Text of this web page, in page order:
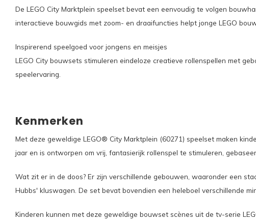
De LEGO City Marktplein speelset bevat een eenvoudig te volgen
interactieve bouwgids met zoom- en draaifuncties helpt jonge LEGO
Inspirerend speelgoed voor jongens en meisjes
LEGO City bouwsets stimuleren eindeloze creatieve rollenspellen met
speelervaring.
Kenmerken
Met deze geweldige LEGO® City Marktplein (60271) speelset maken
jaar en is ontworpen om vrij, fantasierijk rollenspel te stimuleren,
Wat zit er in de doos? Er zijn verschillende gebouwen, waaronder een
Hubbs' kluswagen. De set bevat bovendien een heleboel verschillende
Kinderen kunnen met deze geweldige bouwset scènes uit de tv-serie